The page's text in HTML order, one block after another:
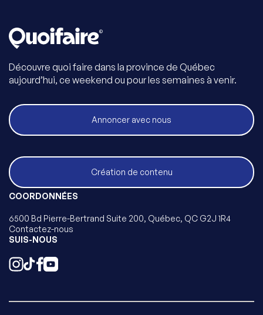
Découvre quoi faire dans la province de Québec
aujourd’hui, ce weekend ou pour les semaines à venir.
Annoncer avec nous
Création de contenu
COORDONNÉES
6500 Bd Pierre-Bertrand Suite 200, Québec, QC G2J 1R4
Contactez-nous
SUIS-NOUS